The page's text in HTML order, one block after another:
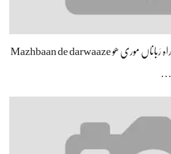
مذہباں دے دروازے اُچے، راہ رَباناں موری ھو Mazhbaan de darwaaze